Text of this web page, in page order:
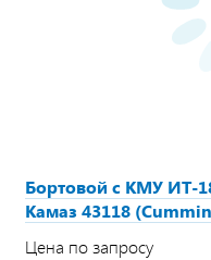
Бортовой с КМУ ИТ-
Камаз 43118
Цена по запросу